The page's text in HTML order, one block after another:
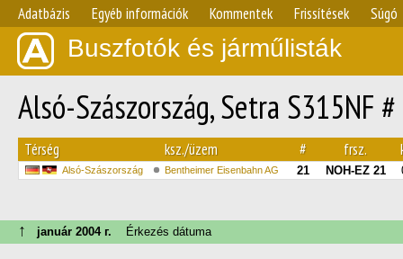
Adatbázis Egyéb információk Kommentek Frissítések Súgó
Buszfotók és járműlisták
Alsó-Szászország, Setra S315NF
Térség ksz./üzem # frsz.
Alsó-Szászország Bentheimer Eisenbahn AG 21 NOH-EZ 21
↑ január 2004 г. Érkezés dátuma